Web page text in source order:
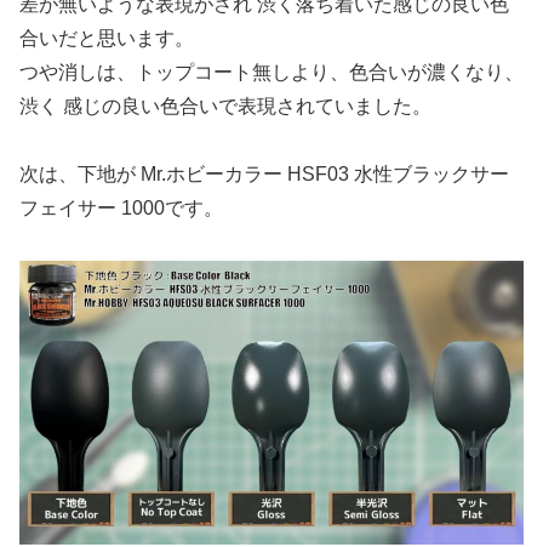
差が無いような表現がされ 渋く落ち着いた感じの良い色
合いだと思います。
つや消しは、トップコート無しより、色合いが濃くなり、
渋く 感じの良い色合いで表現されていました。
次は、下地が Mr.ホビーカラー HSF03 水性ブラックサー
フェイサー 1000です。